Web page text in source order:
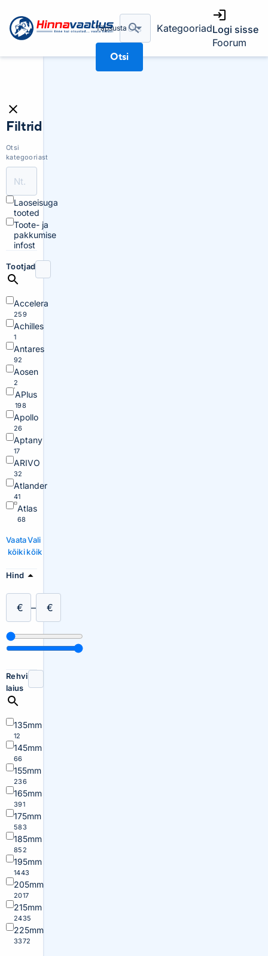
Täpsusta
Otsi
KategooriadLogi sisse
Foorum
Filtrid
Otsi
kategooriast
Laoseisuga
tooted
Toote- ja
pakkumise
infost
Tootjad
Accelera
259
Achilles
1
Antares
92
Aosen
2
APlus
198
Apollo
26
Aptany
17
ARIVO
32
Atlander
41
Atlas
68
Vaata
kõiki
Vali
kõik
Hind
€ – €
Rehvi
laius
135mm
12
145mm
66
155mm
236
165mm
391
175mm
583
185mm
852
195mm
1443
205mm
2017
215mm
2435
225mm
3372